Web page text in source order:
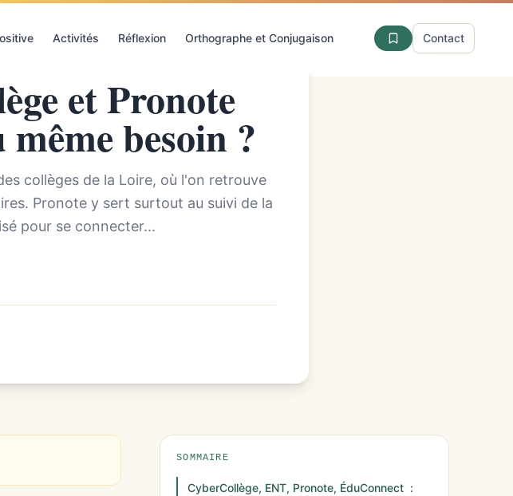
Activités Réflexion Orthographe et Conjugaison Contact
et Pronote
besoin ?
collèges de la Loire, où l'on retrouve
Pronote y sert surtout au suivi de la
pour se connecter...
SOMMAIRE
CyberCollège, ENT, Pronote, ÉduConnect :